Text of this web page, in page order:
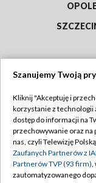
Abonament TVP
Emisja w TVP
Centrum
Szanujemy Twoją
Kliknij "Akceptuję i
korzystanie z technologii
dostęp do informacji na
przechowywanie oraz na
nas, czyli Telewizję
Zaufanych Partnerów z
Partnerów TVP (93 firm),
zautomatyzowanego